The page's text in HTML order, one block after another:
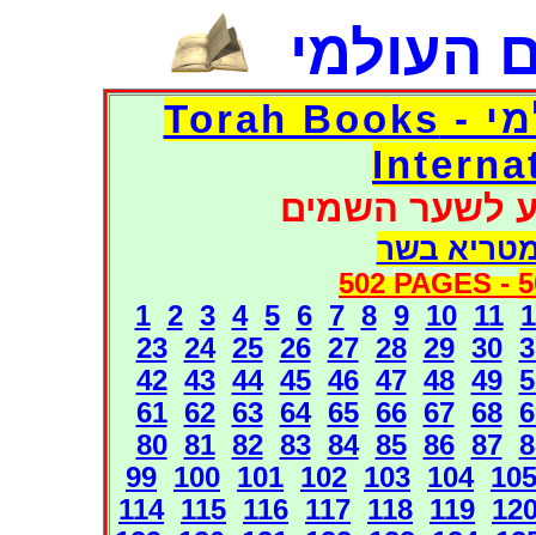
העולמי
דפי אוצר הספרים העולמי - Torah Books
לשער השמים
בשר
502 PAGES -
1 2 3 4 5 6 7 8 9 10 11
23 24 25 26 27 28 29 30
42 43 44 45 46 47 48 49
61 62 63 64 65 66 67 68
80 81 82 83 84 85 86 87
99 100 101 102 103 104 105
114 115 116 117 118 119